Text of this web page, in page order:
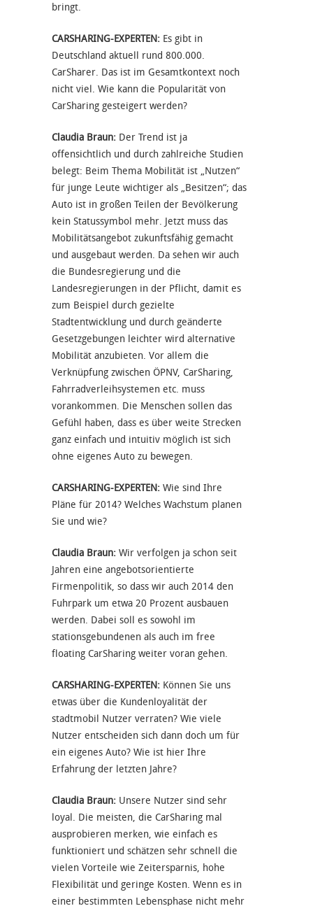
bringt.
CARSHARING-EXPERTEN: Es gibt in
Deutschland aktuell rund 800.000.
CarSharer. Das ist im Gesamtkontext noch
nicht viel. Wie kann die Popularität von
CarSharing gesteigert werden?
Claudia Braun: Der Trend ist ja
offensichtlich und durch zahlreiche Studien
belegt: Beim Thema Mobilität ist „Nutzen“
für junge Leute wichtiger als „Besitzen“; das
Auto ist in großen Teilen der Bevölkerung
kein Statussymbol mehr. Jetzt muss das
Mobilitätsangebot zukunftsfähig gemacht
und ausgebaut werden. Da sehen wir auch
die Bundesregierung und die
Landesregierungen in der Pflicht, damit es
zum Beispiel durch gezielte
Stadtentwicklung und durch geänderte
Gesetzgebungen leichter wird alternative
Mobilität anzubieten. Vor allem die
Verknüpfung zwischen ÖPNV, CarSharing,
Fahrradverleihsystemen etc. muss
vorankommen. Die Menschen sollen das
Gefühl haben, dass es über weite Strecken
ganz einfach und intuitiv möglich ist sich
ohne eigenes Auto zu bewegen.
CARSHARING-EXPERTEN: Wie sind Ihre
Pläne für 2014? Welches Wachstum planen
Sie und wie?
Claudia Braun: Wir verfolgen ja schon seit
Jahren eine angebotsorientierte
Firmenpolitik, so dass wir auch 2014 den
Fuhrpark um etwa 20 Prozent ausbauen
werden. Dabei soll es sowohl im
stationsgebundenen als auch im free
floating CarSharing weiter voran gehen.
CARSHARING-EXPERTEN: Können Sie uns
etwas über die Kundenloyalität der
stadtmobil Nutzer verraten? Wie viele
Nutzer entscheiden sich dann doch um für
ein eigenes Auto? Wie ist hier Ihre
Erfahrung der letzten Jahre?
Claudia Braun: Unsere Nutzer sind sehr
loyal. Die meisten, die CarSharing mal
ausprobieren merken, wie einfach es
funktioniert und schätzen sehr schnell die
vielen Vorteile wie Zeitersparnis, hohe
Flexibilität und geringe Kosten. Wenn es in
einer bestimmten Lebensphase nicht mehr